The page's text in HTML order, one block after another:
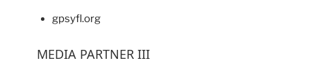
gpsyfl.org
MEDIA PARTNER III